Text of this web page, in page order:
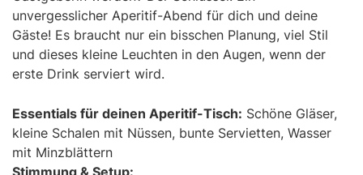
unvergesslicher Aperitif-Abend für dich und deine
Gäste! Es braucht nur ein bisschen Planung, viel Stil
und dieses kleine Leuchten in den Augen, wenn der
erste Drink serviert wird.
Essentials für deinen Aperitif-Tisch: Schöne Gläser,
kleine Schalen mit Nüssen, bunte Servietten, Wasser
mit Minzblättern
Stimmung & Setup: